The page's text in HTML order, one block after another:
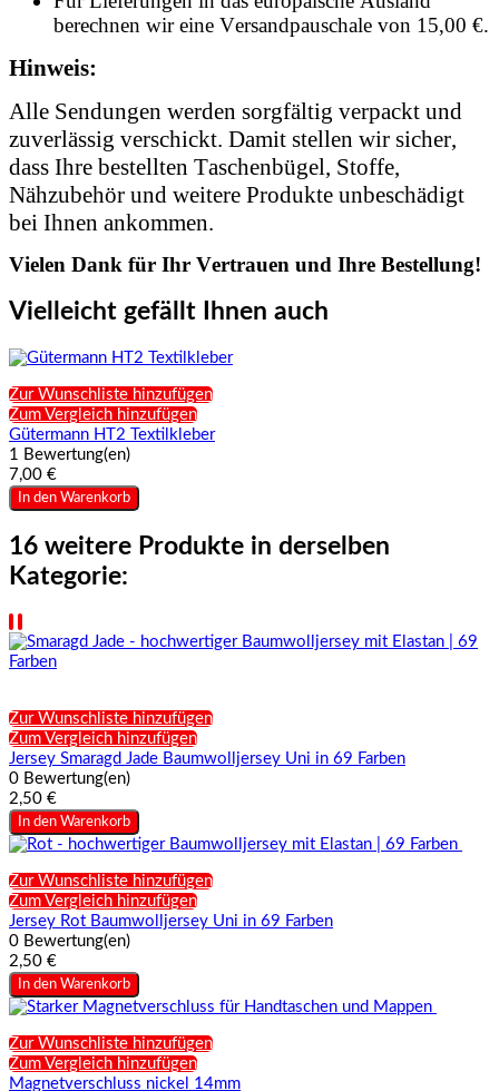
berechnen wir eine Versandpauschale von 15,00 €.
Hinweis:
Alle Sendungen werden sorgfältig verpackt und
zuverlässig verschickt. Damit stellen wir sicher,
dass Ihre bestellten Taschenbügel, Stoffe,
Nähzubehör und weitere Produkte unbeschädigt
bei Ihnen ankommen.
Vielen Dank für Ihr Vertrauen und Ihre Bestellung!
Vielleicht gefällt Ihnen auch
Zur Wunschliste hinzufügen
Zum Vergleich hinzufügen
Gütermann HT2 Textilkleber
1 Bewertung(en)
7,00 €
In den Warenkorb
16 weitere Produkte in derselben
Kategorie:
Zur Wunschliste hinzufügen
Zum Vergleich hinzufügen
Jersey Smaragd Jade Baumwolljersey Uni in 69 Farben
0 Bewertung(en)
2,50 €
In den Warenkorb
Zur Wunschliste hinzufügen
Zum Vergleich hinzufügen
Jersey Rot Baumwolljersey Uni in 69 Farben
0 Bewertung(en)
2,50 €
In den Warenkorb
Zur Wunschliste hinzufügen
Zum Vergleich hinzufügen
Magnetverschluss nickel 14mm